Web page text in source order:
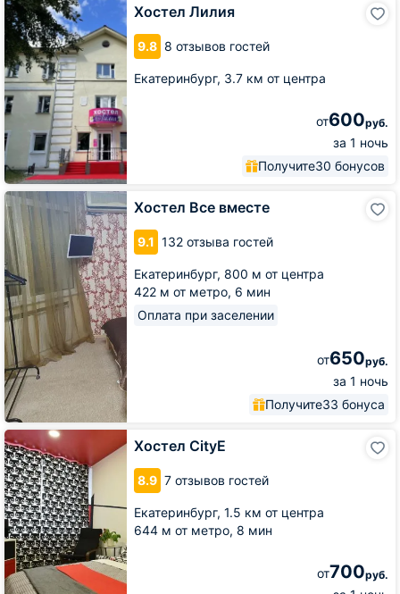
Хостел Лилия
9.8 8 отзывов гостей
Екатеринбург, 3.7 км от центра
от600руб.
за 1 ночь
Получите30 бонусов
Лилия
Хостел Все вместе
9.1 132 отзыва гостей
Екатеринбург, 800 м от центра
422 м от метро, 6 мин
Оплата при заселении
от650руб.
за 1 ночь
Получите33 бонуса
Хостел
Все
вместе
Хостел CityE
8.9 7 отзывов гостей
Екатеринбург, 1.5 км от центра
644 м от метро, 8 мин
от700руб.
Хостел
CityE